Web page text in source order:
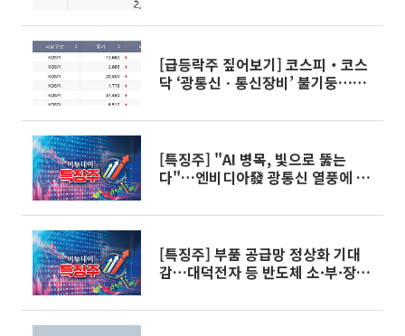
[급등락주 짚어보기] 코스피‧코스
닥 ‘광통신ㆍ통신장비’ 불기둥…줄
[특징주] "AI 병목, 빛으로 뚫는
다"…엔비디아發 광통신 열풍에 6G
[특징주] 부품 공급망 정상화 기대
감…대덕전자 등 반도체 소·부·장